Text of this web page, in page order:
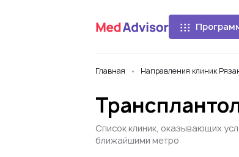
Главная Направления клиник
Список клиник, оказывающих
ближайшими метро